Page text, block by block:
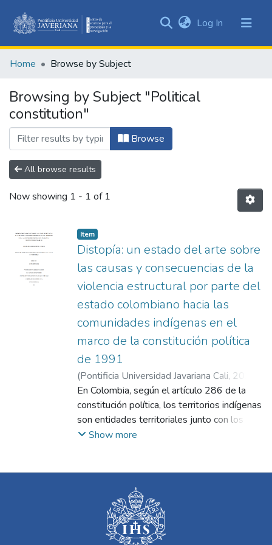
&
All of DSpace
Log In (current)
Home Browse by Subject
Browsing by Subject "Political
constitution"
Browse
All browse results
Now showing 1 - 1 of 1
Item
Distopía: un estado del arte sobre
las causas y consecuencias de la
violencia estructural por parte del
estado colombiano hacia las
comunidades indígenas en el
marco de la constitución política
de 1991
(Pontificia Universidad Javariana Cali, 2024
Samboni Santiago, Sergio Alejandro;
Jiménez Hurtado, Luis Johnny
En Colombia, según el artículo 286 de la
constitución política, los territorios indígenas
son entidades territoriales junto con los
distritos, departamentos y municipios, pero
identificar si este fenómeno corresponde a
un tipo de violencia teorizado como
estructural. El concepto se origina para la
investigación desde dos planteamientos
Show more